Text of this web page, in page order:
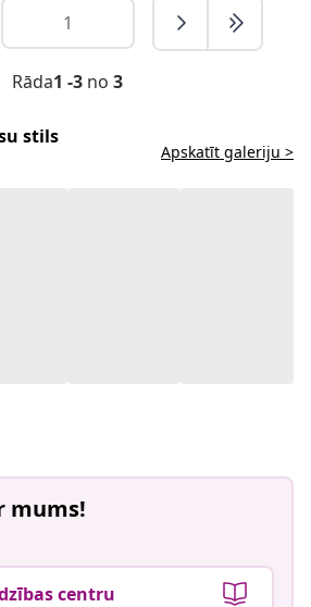
Rāda1 -3 no 3
stils
Apskatīt galeriju >
mums!
centru